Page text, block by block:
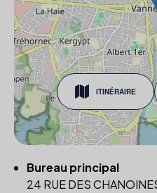
ITINÉRAIRE
Bureau principal
24 RUE DES